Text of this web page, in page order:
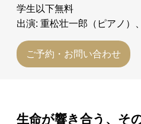
学生以下無料
出演: 重松壮一郎（ピアノ）
ご予約・お問い合わせ
生命が響き合う、そ